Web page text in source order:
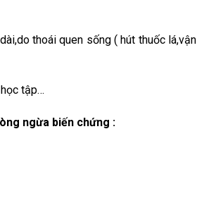
thoái quen sống ( hút thuốc lá,vận
tập…
ngừa biến chứng :